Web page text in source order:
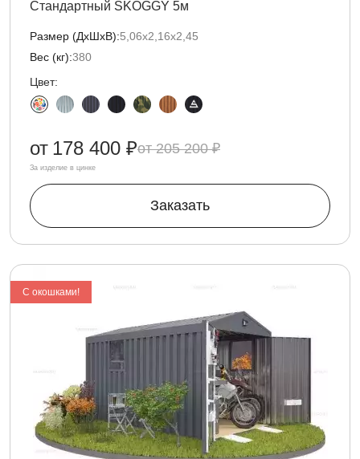
Стандартный SKOGGY 5м
Размер (ДxШxВ):5,06х2,16х2,45
Вес (кг):380
Цвет:
205 200 ₽
от 178 400 ₽
За изделие в цинке
Заказать
С окошками!